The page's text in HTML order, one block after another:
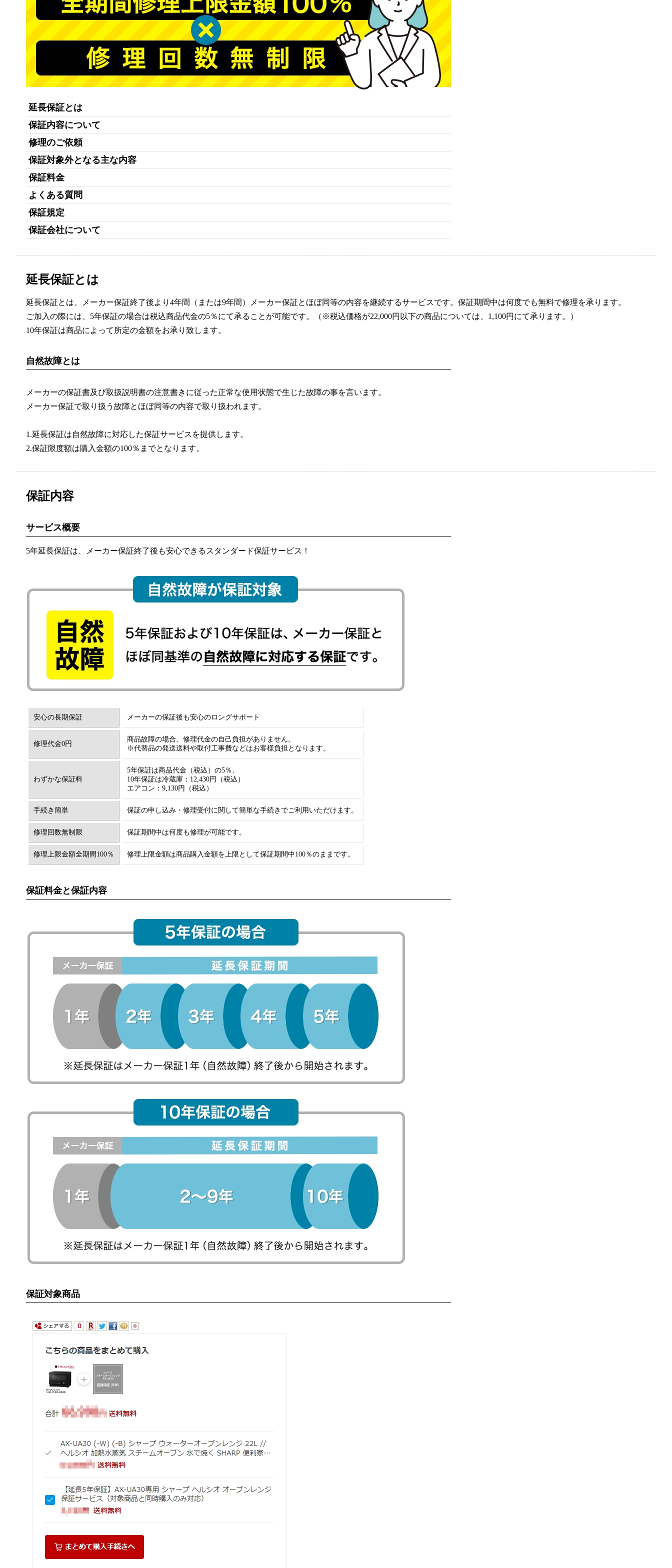
キッチン雑貨
生活雑貨
美容雑貨
ペット用品
ペットフード・おやつ
ケア用品
その他雑貨
インテリア
デスク
収納棚
ドレッサー・鏡
アウトドア用品
サービス
ハウスクリーニング
コーティング
配管洗浄
インフォメーション
家電延長保証について
延長保証とは
保証内容について
修理のご依頼
保証対象外となる主な内容
保証料金
よくある質問
保証規定
保証会社について
延長保証とは
延長保証とは、メーカー保証終了後より4年間（または9年間）メーカー保証とほぼ同等の内容を継続するサービスです。保証期間中は何度でも無料で修理を承ります。
ご加入の際には、5年保証の場合は税込商品代金の5％にて承ることが可能です。（※税込価格が22,000円以下の商品については、1,100円にて承ります。）
10年保証は商品によって所定の金額をお承り致します。
自然故障とは
メーカーの保証書及び取扱説明書の注意書きに従った正常な使用状態で生じた故障の事を言います。
メーカー保証で取り扱う故障とほぼ同等の内容で取り扱われます。
1.延長保証は自然故障に対応した保証サービスを提供します。
2.保証限度額は購入金額の100％までとなります。
保証内容
サービス概要
5年延長保証は、メーカー保証終了後も安心できるスタンダード保証サービス！
安心の長期保証 メーカーの保証後も安心のロングサポート
修理代金0円
商品故障の場合、修理代金の自己負担がありません。
※代替品の発送送料や取付工事費などはお客様負担となります。
わずかな保証料
5年保証は商品代金（税込）の5％、
10年保証は冷蔵庫：12,430円（税込）
エアコン：9,130円（税込）
手続き簡単 保証の申し込み・修理受付に関して簡単な手続きでご利用いただけます。
修理回数無制限 保証期間中は何度も修理が可能です。
修理上限金額全期間100％ 修理上限金額は商品購入金額を上限として保証期間中100％のままです。
保証料金と保証内容
保証対象商品